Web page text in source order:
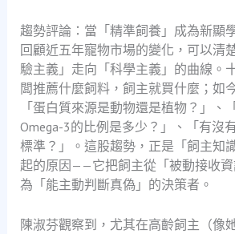
趨勢評論：當「精準飼養」成為新顯
回顧近五年寵物市場的變化，可以清
驗主義」走向「科學主義」的曲線。
闆推薦什麼飼料，飼主就買什麼；如
「蛋白質來源是動物還是植物？」、
Omega-3的比例是多少？」、「有沒
標準？」。這股趨勢，正是「飼主知
起的原因——它把飼主從「被動接收
為「能主動判斷真偽」的決策者。
陳淑芬觀察到，尤其在高齡飼主（像